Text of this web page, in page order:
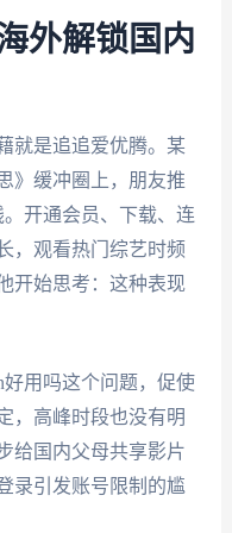
外解锁国内
就是追追爱优腾。某
》缓冲圈上，朋友推
开通会员、下载、连
，观看热门综艺时频
开始思考：这种表现
用吗这个问题，促使
，高峰时段也没有明
给国内父母共享影片
录引发账号限制的尴